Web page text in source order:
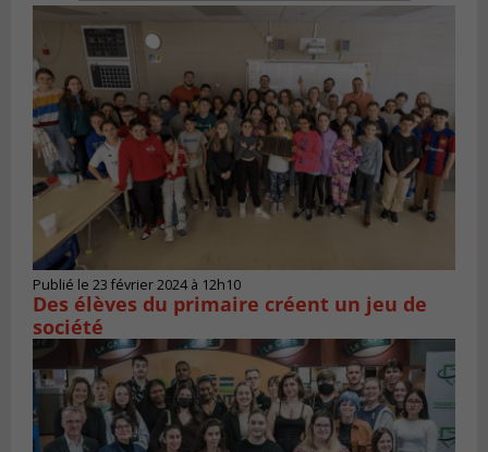
Publié le 23 février 2024 à 12h10
Des élèves du primaire créent un jeu de
société